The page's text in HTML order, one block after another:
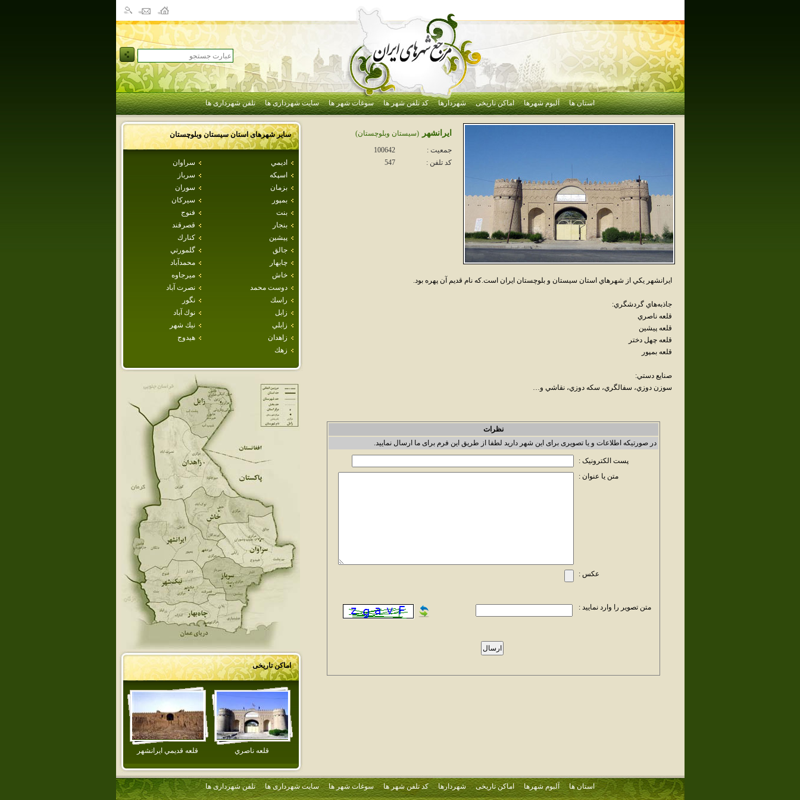
استان ها آلبوم شهرها اماکن تاریخی شهردارها کد تلفن شهر ها سوغات شهر ها سایت شهرداری ها تلفن شهرداری ها
سایر شهرهای استانسيستان وبلوچستان
اديمي
سراوان
اسپكه
سرباز
بزمان
سوران
بمپور
سيركان
بنت
فنوج
بنجار
قصرقند
پيشين
كنارك
جالق
گلمورتي
چابهار
محمدآباد
خاش
ميرجاوه
دوست محمد
نصرت آباد
راسك
نگور
زابل
نوك آباد
زابلي
نيك شهر
زاهدان
هيدوج
زهك
اماکن تاریخی
قلعه ناصري قلعه قديمي ايرانشهر
ايرانشهر
(سيستان وبلوچستان)
جمعیت :
100642
کد تلفن :
547
ايرانشهر يکي از شهرهاي استان سيستان و بلوچستان ايران است.که نام قديم آن پهره بود.
جاذبه‌هاي گردشگري:
قلعه ناصري
قلعه پيشين
قلعه چهل دختر
قلعه بمپور
صنايع دستي:
سوزن دوزي، سفالگري، سکه دوزي، نقاشي و…
نظرات
در صورتیکه اطلاعات و یا تصویری برای این شهر دارید لطفا از طریق این فرم برای ما ارسال نمایید.
پست الکترونیک :
متن یا عنوان :
عکس :
متن تصویر را وارد نمایید :
استان ها آلبوم شهرها اماکن تاریخی شهردارها کد تلفن شهر ها سوغات شهر ها سایت شهرداری ها تلفن شهرداری ها